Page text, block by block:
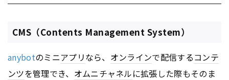
CMS（Contents Management System）
anybotのミニアプリなら、 オンラインで配信するコンテ
ンツを管理でき、 オムニチャネルに拡張した際もそのま